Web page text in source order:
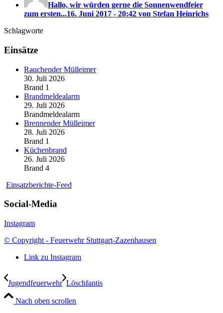
Hallo, wir würden gerne die Sonnenwendfeier
zum ersten...16. Juni 2017 - 20:42 von Stefan Heinrichs
Schlagworte
Einsätze
Rauchender Mülleimer
30. Juli 2026
Brand 1
Brandmeldealarm
29. Juli 2026
Brandmeldealarm
Brennender Mülleimer
28. Juli 2026
Brand 1
Küchenbrand
26. Juli 2026
Brand 4
Einsatzberichte-Feed
Social-Media
Instagram
© Copyright - Feuerwehr Stuttgart-Zazenhausen
Link zu Instagram
Jugendfeuerwehr Löschfantis
Nach oben scrollen